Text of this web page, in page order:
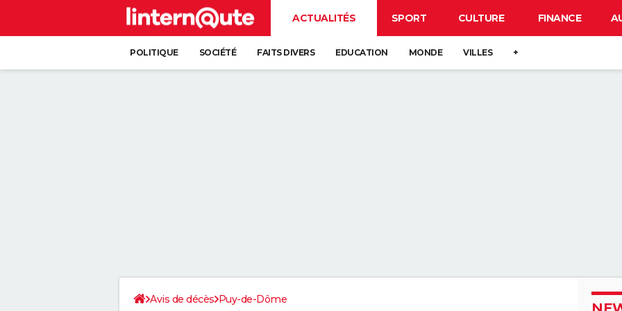
ACTUALITÉS SPORT CULTURE FINANCE
POLITIQUE SOCIÉTÉ FAITS DIVERS EDUCATION MONDE VILLES +
Avis de décès Puy-de-Dôme